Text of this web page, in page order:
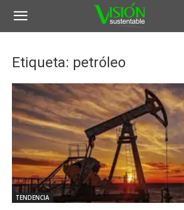
Etiqueta: petróleo
TENDENCIA